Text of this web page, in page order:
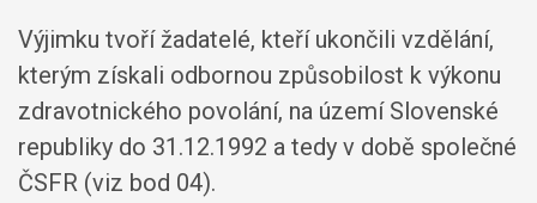
Výjimku tvoří žadatelé, kteří ukončili vzdělání,
kterým získali odbornou způsobilost k výkonu
zdravotnického povolání, na území Slovenské
republiky do 31.12.1992 a tedy v době společné
ČSFR (viz bod 04).